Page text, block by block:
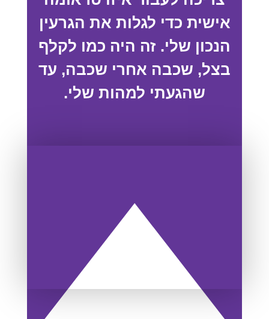
אישית כדי לגלות את הגרעין
הנכון שלי. זה היה כמו לקלף
בצל, שכבה אחרי שכבה, עד
שהגעתי למהות שלי.